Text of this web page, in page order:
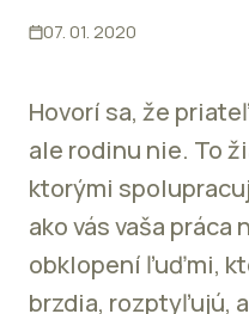
07. 01. 2020
Hovorí sa, že
ale rodinu nie. To
ktorými
ako vás vaša
obklopení ľuďmi,
brzdia, rozptyľujú,